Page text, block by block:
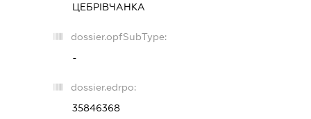
ЦЕБРІВЧАНКА
dossier.opfSubType:
-
dossier.edrpo:
35846368